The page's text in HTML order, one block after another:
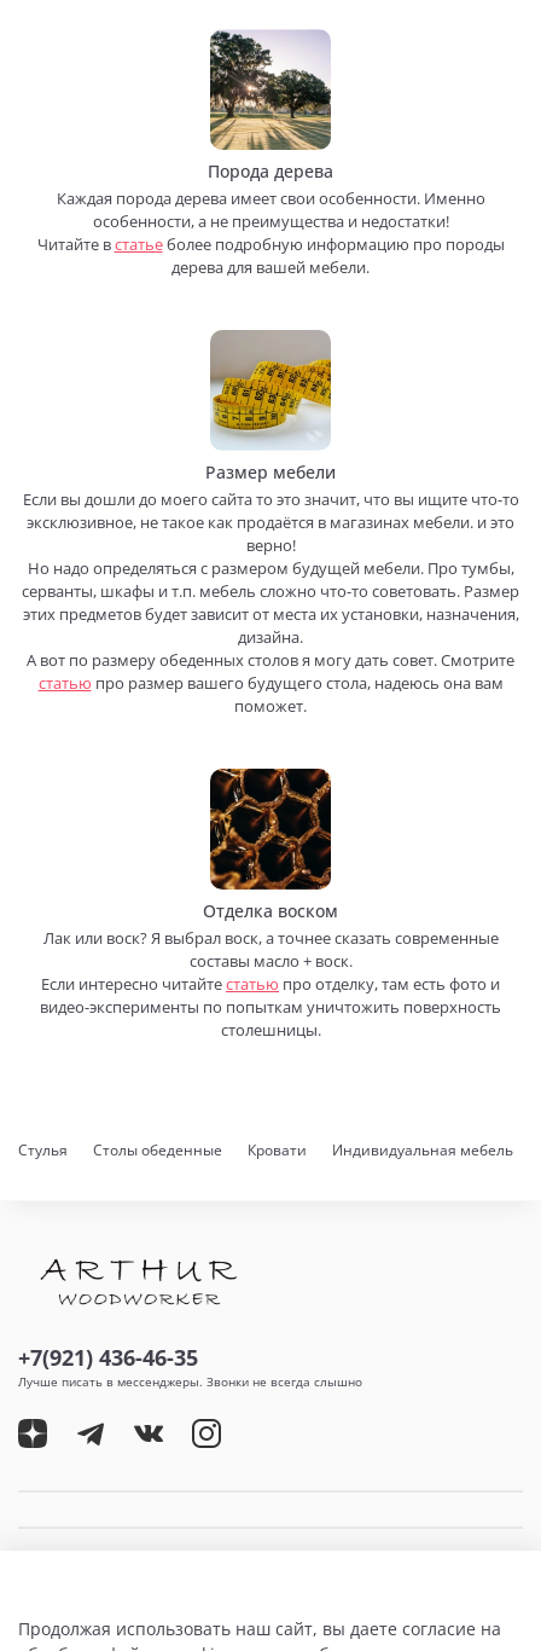
Порода дерева
Каждая порода дерева имеет свои особенности. Именно
особенности, а не преимущества и недостатки!
Читайте встатьеболее подробную информацию про породы
дерева для вашей мебели.
Размер мебели
Если вы дошли до моего сайта то это значит, что вы ищите что-то
эксклюзивное, не такое как продаётся в магазинах мебели. и это
верно!
Но надо определяться с размером будущей мебели. Про тумбы,
серванты, шкафы и т.п. мебель сложно что-то советовать. Размер
этих предметов будет зависит от места их установки, назначения,
дизайна.
А вот по размеру обеденных столов я могу дать совет. Смотрите
статью про размер вашего будущего стола, надеюсь она вам
поможет.
Отделка воском
Лак или воск? Я выбрал воск, а точнее сказать современные
составы масло + воск.
Если интересно читайтестатью про отделку, там есть фото и
видео-эксперименты по попыткам уничтожить поверхность
столешницы.
Стулья Столы обеденные Кровати Индивидуальная мебель
+7(921) 436-46-35
Лучше писать в мессенджеры. Звонки не всегда слышно
Продолжая использовать наш сайт, вы даете согласие на